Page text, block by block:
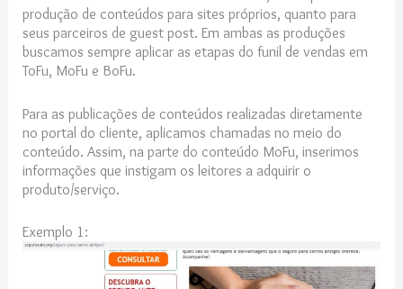
produção de conteúdos para sites próprios, quanto para
seus parceiros de guest post. Em ambas as produções
buscamos sempre aplicar as etapas do funil de vendas em
ToFu, MoFu e BoFu.
Para as publicações de conteúdos realizadas diretamente
no portal do cliente, aplicamos chamadas no meio do
conteúdo. Assim, na parte do conteúdo MoFu, inserimos
informações que instigam os leitores a adquirir o
produto/serviço.
Exemplo 1: